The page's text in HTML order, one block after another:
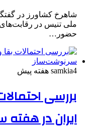
شاهرخ کشاورز در
ملی تنیس در
حضور…
samkia4 هفته پیش
بررسی
ایران در